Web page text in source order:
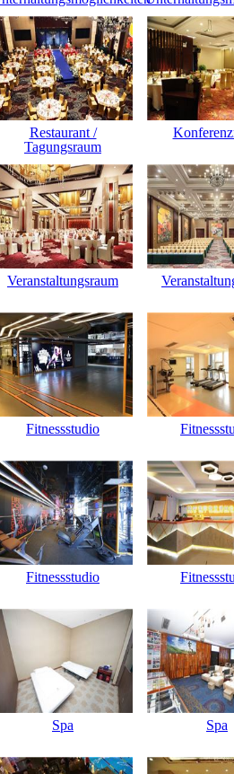
Restaurant /
Tagungsraum
Veranstaltungsraum
Fitnessstudio
Fitnessstudio
Spa Spa